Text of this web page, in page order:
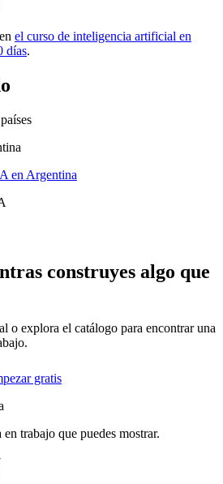
el curso de inteligencia artificial en
días.
en Argentina
construyes algo que
o explora el catálogo para encontrar una
gratis
en trabajo que puedes mostrar.